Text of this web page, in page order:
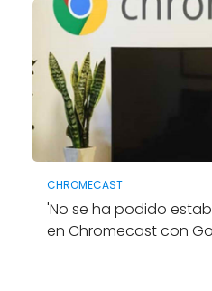
CHROMECAST
'No se ha podido
en Chromecast con